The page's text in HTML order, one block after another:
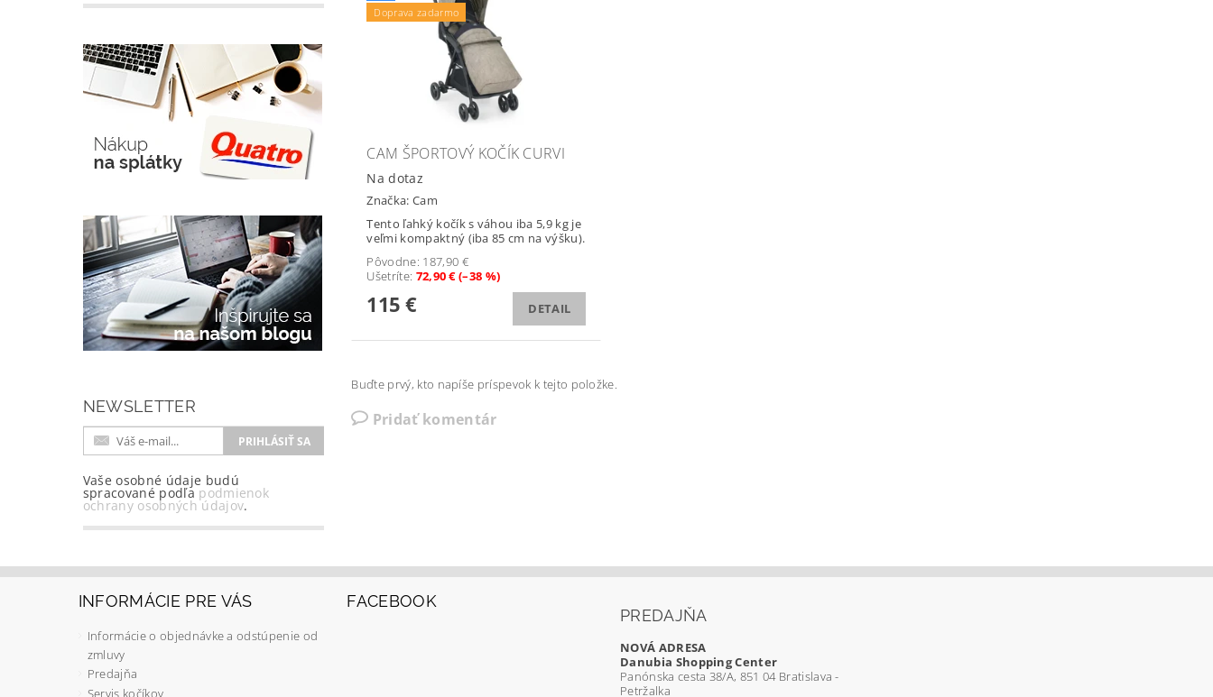
NEWSLETTER
Vaše osobné údaje budú
spracované podľa podmienok
ochrany osobných údajov.
Doprava zadarmo
CAM ŠPORTOVÝ KOČÍK CURVI
Na dotaz
Značka: Cam
Tento ľahký kočík s váhou iba 5,9 kg je
veľmi kompaktný (iba 85 cm na výšku).
Pôvodne: 187,90 €
Ušetríte: 72,90 € (–38 %)
115 € DETAIL
Buďte prvý, kto napíše príspevok k tejto položke.
Pridať komentár
INFORMÁCIE PRE VÁS
Informácie o objednávke a odstúpenie od
zmluvy
Predajňa
Servis kočíkov
FACEBOOK
PREDAJŇA
NOVÁ ADRESA
Danubia Shopping Center
Panónska cesta 38/A, 851 04 Bratislava -
Petržalka